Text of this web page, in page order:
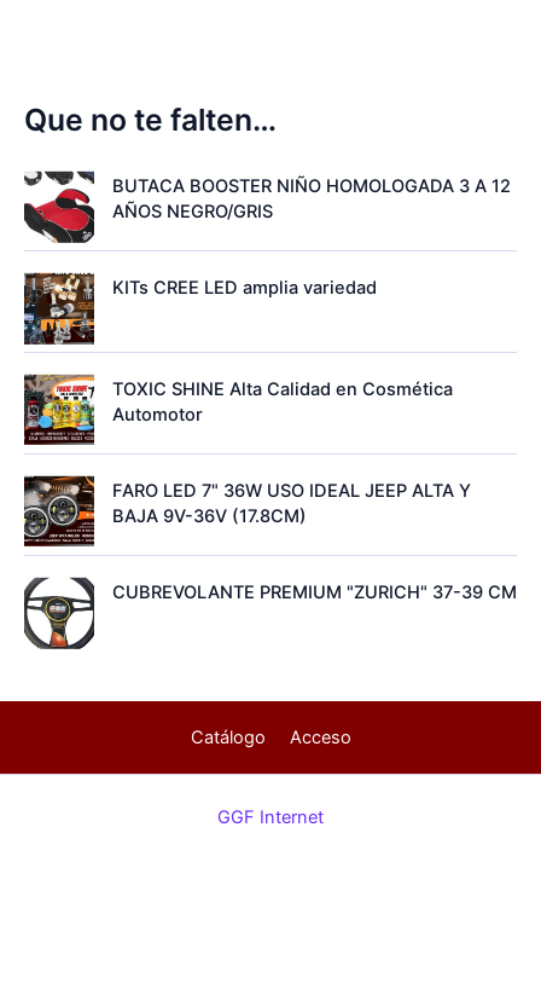
Que no te falten…
BUTACA BOOSTER NIÑO HOMOLOGADA 3 A 12
AÑOS NEGRO/GRIS
KITs CREE LED amplia variedad
TOXIC SHINE Alta Calidad en Cosmética
Automotor
FARO LED 7" 36W USO IDEAL JEEP ALTA Y
BAJA 9V-36V (17.8CM)
CUBREVOLANTE PREMIUM "ZURICH" 37-39 CM
Catálogo Acceso
GGF Internet